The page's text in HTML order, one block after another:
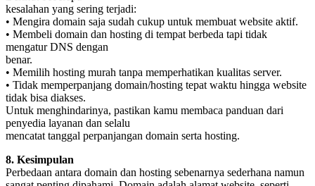
kesalahan yang sering terjadi:
• Mengira domain saja sudah cukup untuk membuat website aktif.
• Membeli domain dan hosting di tempat berbeda tapi tidak
mengatur DNS dengan
benar.
• Memilih hosting murah tanpa memperhatikan kualitas server.
• Tidak memperpanjang domain/hosting tepat waktu hingga website
tidak bisa diakses.
Untuk menghindarinya, pastikan kamu membaca panduan dari
penyedia layanan dan selalu
mencatat tanggal perpanjangan domain serta hosting.
8. Kesimpulan
Perbedaan antara domain dan hosting sebenarnya sederhana namun